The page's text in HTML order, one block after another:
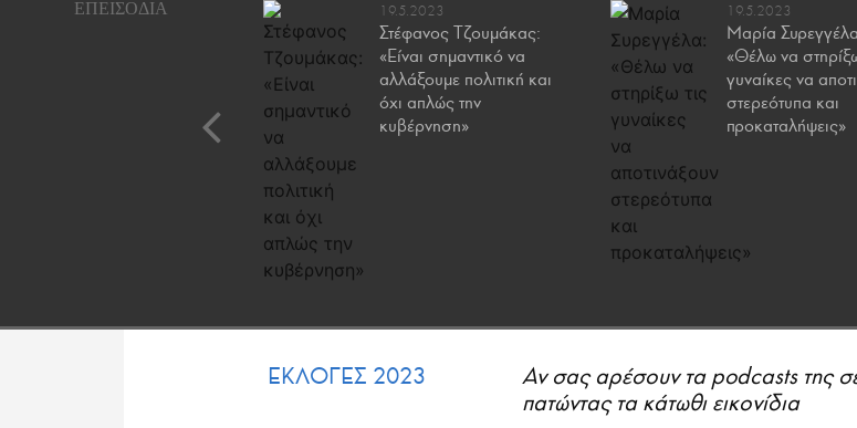
9.5.2023 19.5.2023
Στέφανος Τζουμάκας:
«Είναι σημαντικό να
αλλάξουμε πολιτική και
όχι απλώς την
κυβέρνηση»
19.5.2023
Μαρία
«Θέλω να
γυναίκες να
στερεότυπα και
προκαταλήψεις»
ΕΚΛΟΓΕΣ 2023
Αν σας αρέσουν τα podcasts της
πατώντας τα κάτωθι εικονίδια